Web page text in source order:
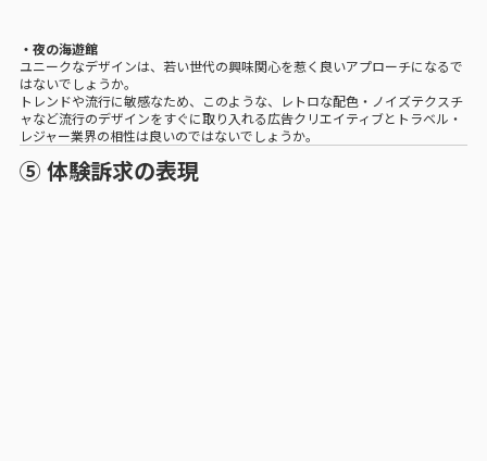
・夜の海遊館
ユニークなデザインは、若い世代の興味関心を惹く良いアプローチになるで
はないでしょうか。
トレンドや流行に敏感なため、このような、レトロな配色・ノイズテクスチ
ャなど流行のデザインをすぐに取り入れる広告クリエイティブとトラベル・
レジャー業界の相性は良いのではないでしょうか。
⑤ 体験訴求の表現